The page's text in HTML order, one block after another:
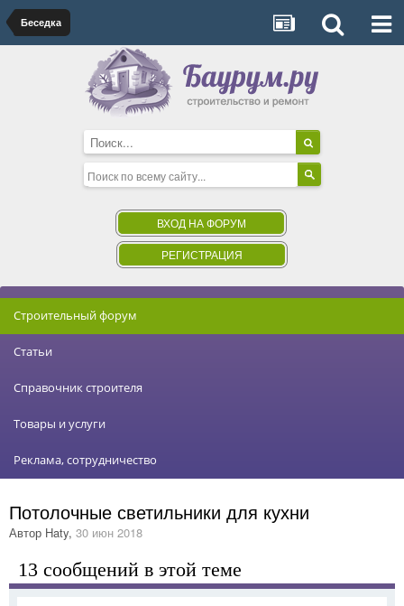
Беседка
ВХОД НА ФОРУМ
РЕГИСТРАЦИЯ
Строительный форум
Статьи
Справочник строителя
Товары и услуги
Реклама, сотрудничество
Потолочные светильники для кухни
Автор Haty, 30 июн 2018
13 сообщений в этой теме